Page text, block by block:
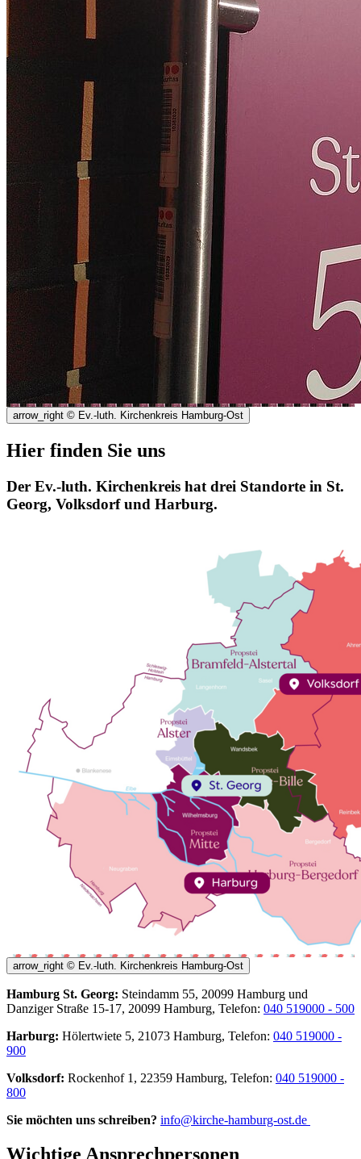
arrow_right © Ev.-luth. Kirchenkreis Hamburg-Ost
Hier finden Sie uns
Der Ev.-luth. Kirchenkreis hat drei Standorte in St.
Georg, Volksdorf und Harburg.
arrow_right © Ev.-luth. Kirchenkreis Hamburg-Ost
Hamburg St. Georg: Steindamm 55, 20099 Hamburg und
Danziger Straße 15-17, 20099 Hamburg, Telefon: 040 519000 - 500
Harburg: Hölertwiete 5, 21073 Hamburg, Telefon: 040 519000 -
900
Volksdorf: Rockenhof 1, 22359 Hamburg, Telefon: 040 519000 -
800
Sie möchten uns schreiben? info@kirche-hamburg-ost.de
Wichtige Ansprechpersonen